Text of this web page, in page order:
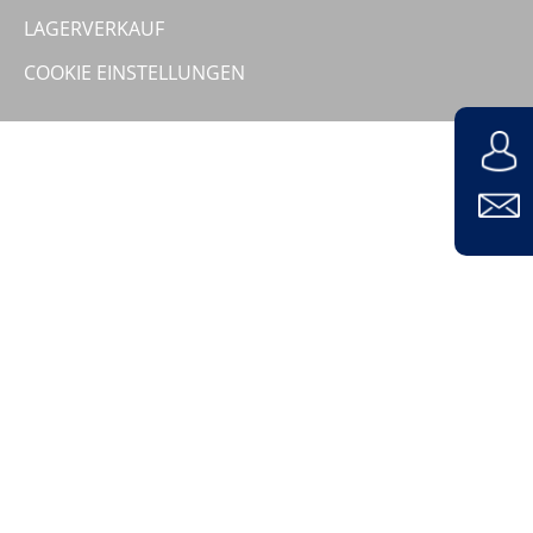
Unternehmen
LAGERVERKAUF
COOKIE EINSTELLUNGEN